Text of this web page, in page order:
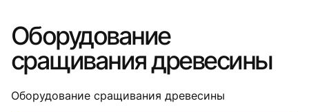
Оборудование
сращивания древесины
Оборудование сращивания древесины